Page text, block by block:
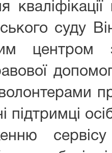
суду
центром
підтримці